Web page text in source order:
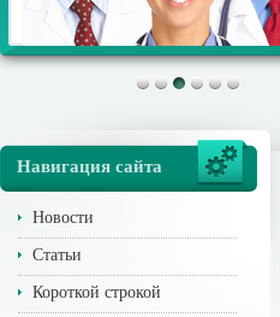
Навигация сайта
Новости
Статьи
Короткой строкой